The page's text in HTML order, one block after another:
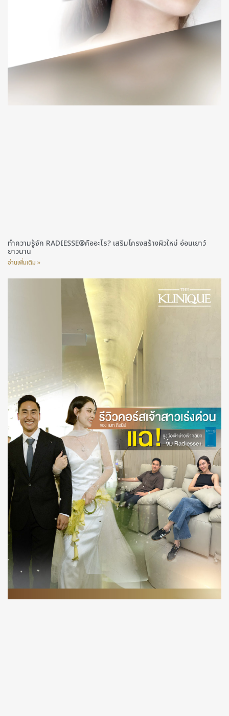
ทำความรู้จัก RADIESSE®คืออะไร? เสริมโครงสร้างผิวใหม่ อ่อนเยาว์
ยาวนาน
อ่านเพิ่มเติม »